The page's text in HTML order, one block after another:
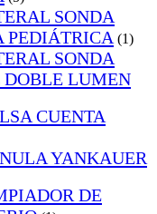
SONDA
PEDIÁTRICA (1)
SONDA
LUMEN
CUENTA
YANKAUER
DE